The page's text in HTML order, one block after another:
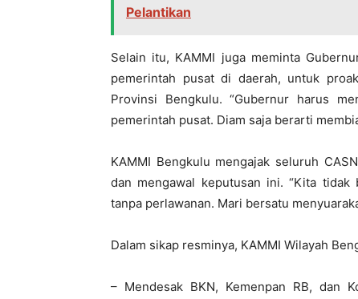
Pelantikan
Selain itu, KAMMI juga meminta
pemerintah pusat di daerah, untuk
Provinsi Bengkulu. “Gubernur harus
pemerintah pusat. Diam saja berarti
KAMMI Bengkulu mengajak seluruh
dan mengawal keputusan ini. “Kita
tanpa perlawanan. Mari bersatu
Dalam sikap resminya, KAMMI Wilayah
– Mendesak BKN, Kemenpan RB, dan